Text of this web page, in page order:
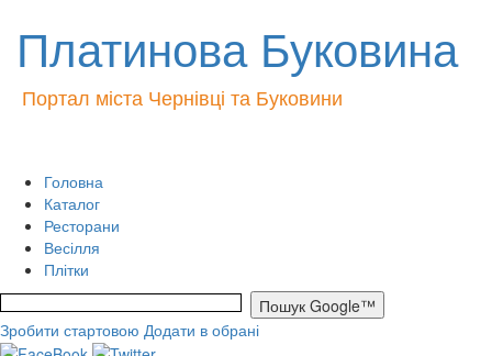
Платинова Буковина
Портал міста Чернівці та Буковини
Головна
Каталог
Ресторани
Весілля
Плітки
Зробити стартовою Додати в обрані